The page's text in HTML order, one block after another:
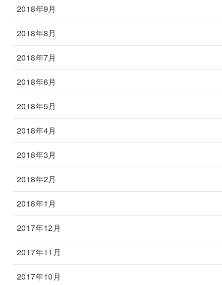
2018年9月
2018年8月
2018年7月
2018年6月
2018年5月
2018年4月
2018年3月
2018年2月
2018年1月
2017年12月
2017年11月
2017年10月